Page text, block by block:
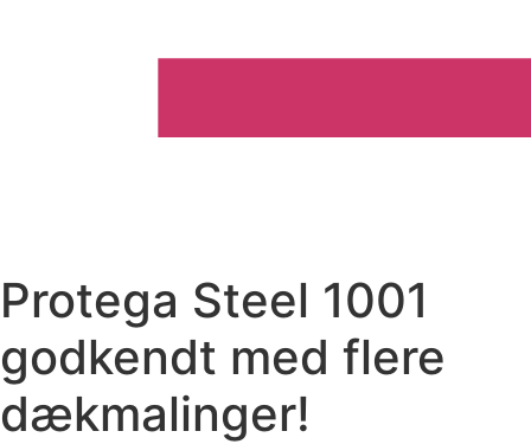
Protega Steel 1001
godkendt med flere
dækmalinger!